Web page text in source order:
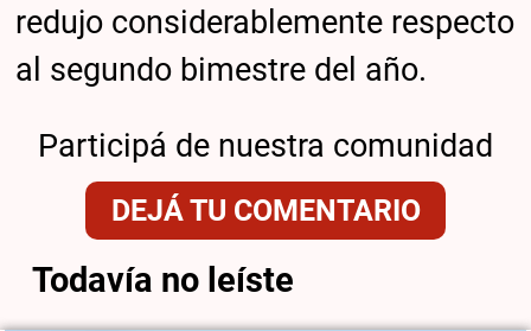
redujo considerablemente respecto
al segundo bimestre del año.
Participá de nuestra comunidad
DEJÁ TU COMENTARIO
Todavía no leíste